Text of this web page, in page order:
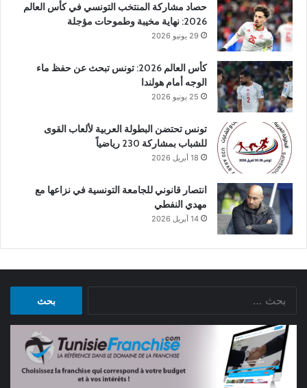
حصاد مشاركة المنتخب التونسي في كأس العالم
2026: نهاية مخيبة وطموحات مؤجلة
29 يونيو 2026
كأس العالم 2026: تونس تبحث عن حفظ ماء
الوجه أمام هولندا
25 يونيو 2026
تونس تحتضن البطولة العربية لألعاب القوى
للشباب بمشاركة 230 رياضياً
18 أبريل 2026
انتصار قانوني للجامعة التونسية في نزاعها مع
مهدي النفطي
14 أبريل 2026